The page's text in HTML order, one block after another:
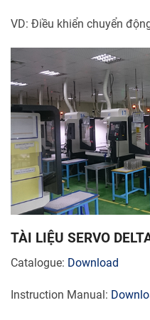
VD: Điều khiển chuyển
TÀI LIỆU SERVO
Catalogue: Download
Instruction Manual: